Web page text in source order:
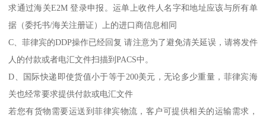
求通过海关E2M 登录申报。运单上收件人名字和地址应该与所有单
据（委托书/海关注册证）上的进口商信息相同
C、菲律宾的DDP操作已经回复 请注意为了避免清关延误，请将发件
人的付款或者电汇文件扫描到PACS中。
D、国际快递即使货值小于等于200美元，无论多少重量，菲律宾海
关也经常要求提供付款或电汇文件
若您有货物需要运送到菲律宾物流，客户可提供相关的运输需求，